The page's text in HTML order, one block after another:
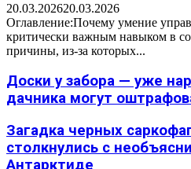
20.03.202620.03.2026
Оглавление:Почему умение
критически важным навыком в
причины, из-за которых...
Доски у забора — уже
дачника могут
Загадка черных
столкнулись с
Антарктиде